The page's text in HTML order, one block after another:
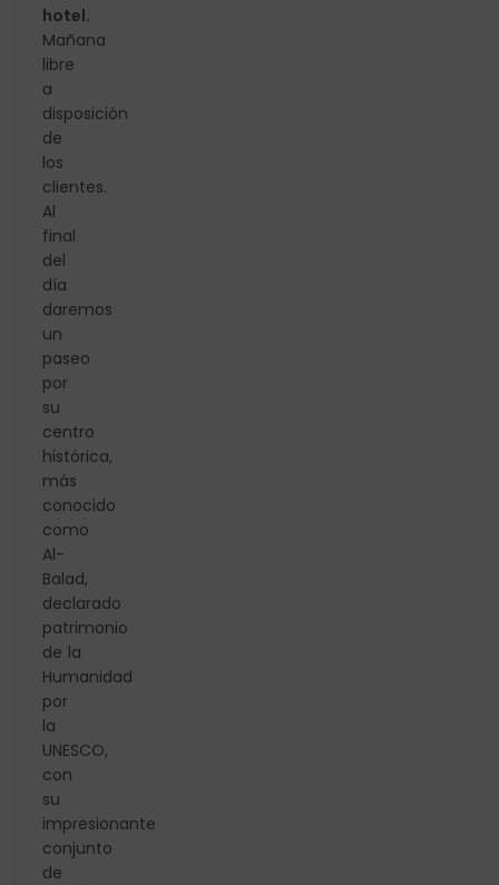
hotel.
Mañana
libre
a
disposición
de
los
clientes.
Al
final
del
día
daremos
un
paseo
por
su
centro
histórica,
más
conocido
como
Al-
Balad,
declarado
patrimonio
de la
Humanidad
por
la
UNESCO,
con
su
impresionante
conjunto
de